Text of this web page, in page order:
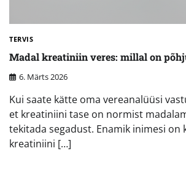
TERVIS
Madal kreatiniin veres: millal on
6. Märts 2026
Kui saate kätte oma vereanalüüsi
et kreatiniini tase on normist
tekitada segadust. Enamik inimesi on
kreatiniini […]